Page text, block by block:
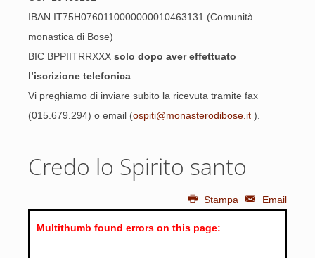
IBAN IT75H0760110000000010463131 (Comunità
monastica di Bose)
BIC BPPIITRRXXX solo dopo aver effettuato
l’iscrizione telefonica
Vi preghiamo di inviare subito la ricevuta tramite fax
(015.679.294) o email (ospiti@monasterodibose.it ).
Credo lo Spirito santo
Stampa Email
Multithumb found errors on this page: